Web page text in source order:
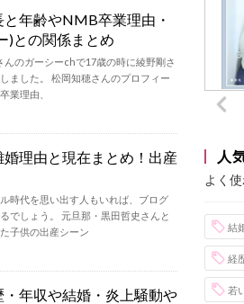
年齢やNMB卒業理由・
)との関係まとめ
のガーシーchで17歳の時に綾野剛さ
ました。 松岡知穂さんのプロフィー
業理由、
理由と現在まとめ！出産
時代を思い出す人もいれば、ブログ
でしょう。 元旦那・黒田哲史さんと
子供の出産シーン
年収や結婚・炎上騒動や
人
よく
結
経
若